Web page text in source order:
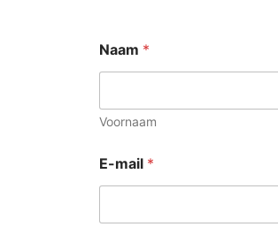
Naam *
Voornaam
f
o
*
E-mail *